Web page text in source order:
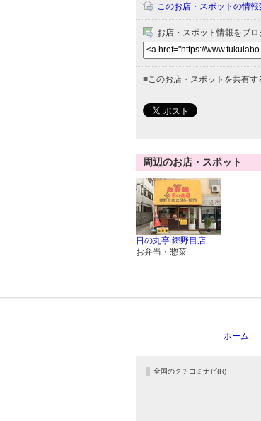
このお店・スポットの情
お店・スポット情報をブロ
■ このお店・スポットを共有す
周辺のお店・スポット
日の丸亭 郷野目店
お弁当・惣菜
ホーム
全国のクチコミナビ(R)